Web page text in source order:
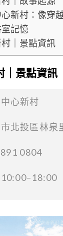
新村：像穿
記憶
｜景點資訊
｜景點資訊
心新村
北投區林泉
0804